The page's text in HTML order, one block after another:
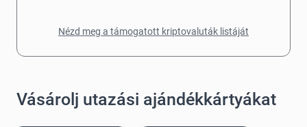
Nézd meg a támogatott kriptovaluták listáját
Vásárolj utazási ajándékkártyákat